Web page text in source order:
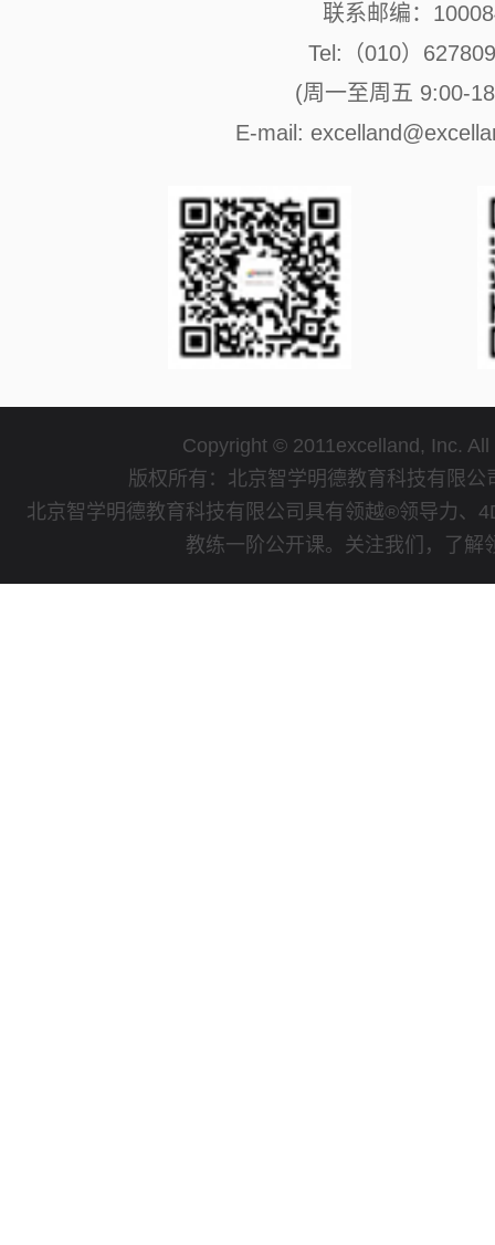
联系邮编：
Tel:（010）
(周一至周五 9:00-
E-mail:
Copyright © 2011excelland, Inc.
版权所有：北京智学明德教育科技有限
北京智学明德教育科技有限公司具有领越®领导力、
教练一阶公开课。关注我们，了解